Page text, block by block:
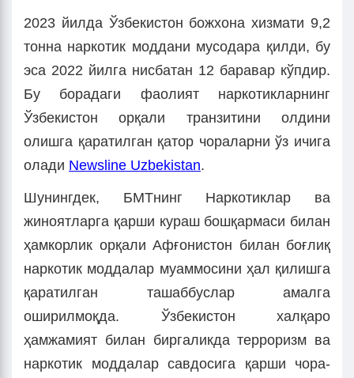
2023 йилда Ўзбекистон божхона хизмати 9,2
тонна наркотик моддани мусодара қилди, бу
эса 2022 йилга нисбатан 12 баравар кўпдир.
Бу борадаги фаолият наркотикларнинг
Ўзбекистон орқали транзитини олдини
олишга қаратилган қатор чораларни ўз ичига
олади Newsline Uzbekistan.
Шунингдек, БМТнинг Наркотиклар ва
жиноятларга қарши кураш бошқармаси билан
ҳамкорлик орқали Афғонистон билан боғлиқ
наркотик моддалар муаммосини ҳал қилишга
қаратилган ташаббуслар амалга
оширилмоқда. Ўзбекистон халқаро
ҳамжамият билан биргаликда терроризм ва
наркотик моддалар савдосига қарши чора-